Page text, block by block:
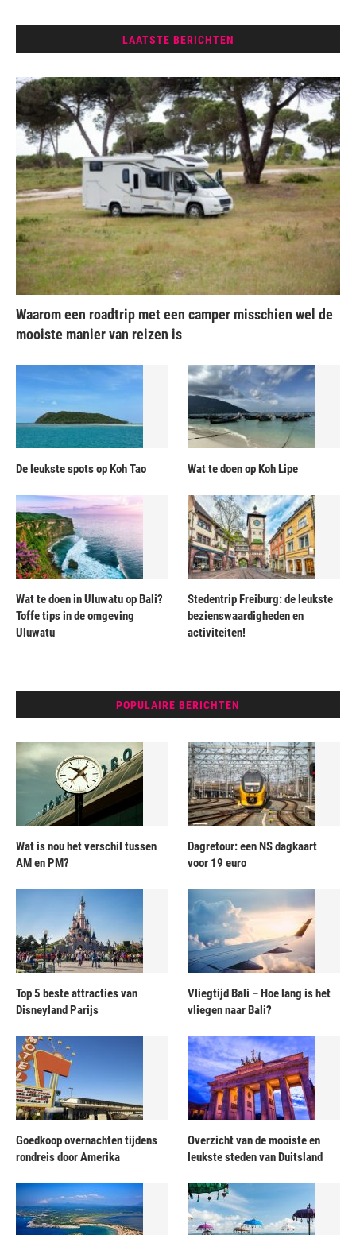
LAATSTE BERICHTEN
Waarom een roadtrip met een camper misschien wel de
mooiste manier van reizen is
De leukste spots op Koh Tao Wat te doen op Koh Lipe
Wat te doen in Uluwatu op Bali?
Toffe tips in de omgeving
Uluwatu
Stedentrip Freiburg: de leukste
bezienswaardigheden en
activiteiten!
POPULAIRE BERICHTEN
Wat is nou het verschil tussen
AM en PM?
Dagretour: een NS dagkaart
voor 19 euro
Top 5 beste attracties van
Disneyland Parijs
Vliegtijd Bali – Hoe lang is het
vliegen naar Bali?
Goedkoop overnachten tijdens
rondreis door Amerika
Overzicht van de mooiste en
leukste steden van Duitsland